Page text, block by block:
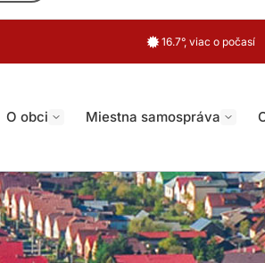
16.7°, viac o počasí
O obci Miestna samospráva